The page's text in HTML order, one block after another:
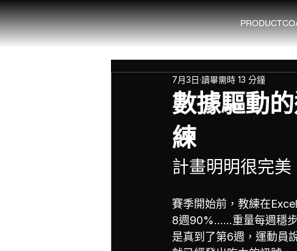
PRODUCT
數據驅動
練
7月3日 讀畢需時 13 分鐘
計畫明明很完美
賽季開始前，教練在
8週90%……重量每週穩步
是真到了第6週，運動員